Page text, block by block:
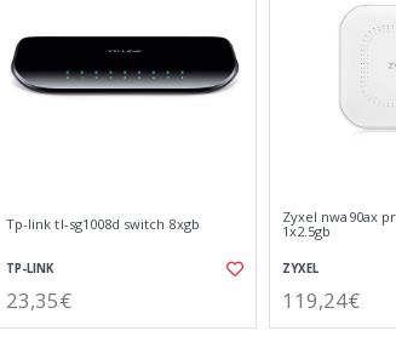
Tp-link tl-sg1008d switch 8xgb
TP-LINK
23,35€
Zyxel nwa90ax
1x2.5gb
ZYXEL
119,24€